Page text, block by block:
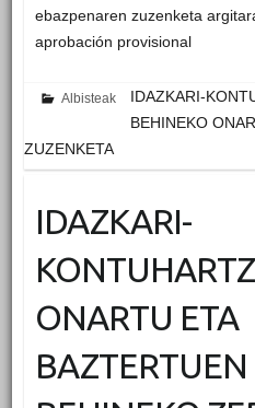
ebazpenaren zuzenketa
aprobación provisional
Albisteak
IDAZKARI-
BEHINEKO
ZUZENKETA
IDAZKARI-
ONARTU ETA